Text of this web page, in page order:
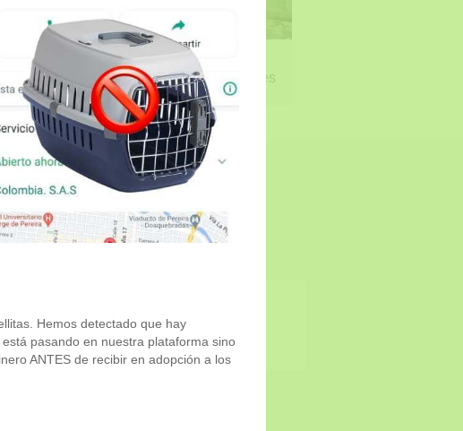
meses
HORACIO
Macho - 7 años y 6 meses
Hemos detectado que hay
pasando en nuestra plataforma sino
ANTES de recibir en adopción a los